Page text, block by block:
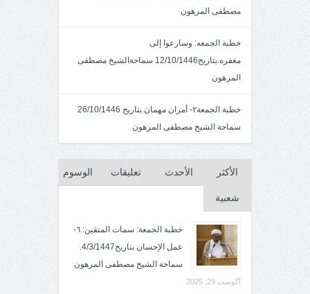
مصطفى المرهون
خطبة الجمعه: وسارعوا إلى
مغفره.بتاريخ12/10/1446 سماحةالشيخ مصطفى
المرهون
خطبة الجمعة٢- أمران مهمان.بتاريخ 26/10/1446
سماحة الشيخ مصطفى المرهون
الأكثر
شعبية
الأحدث تعليقات الوسوم
خطبة الجمعة: سمات المتقين: ٦-
عمل الإحسان بتاريخ4/3/1447.
سماحة الشيخ مصطفى المرهون
آگوست 29, 2025